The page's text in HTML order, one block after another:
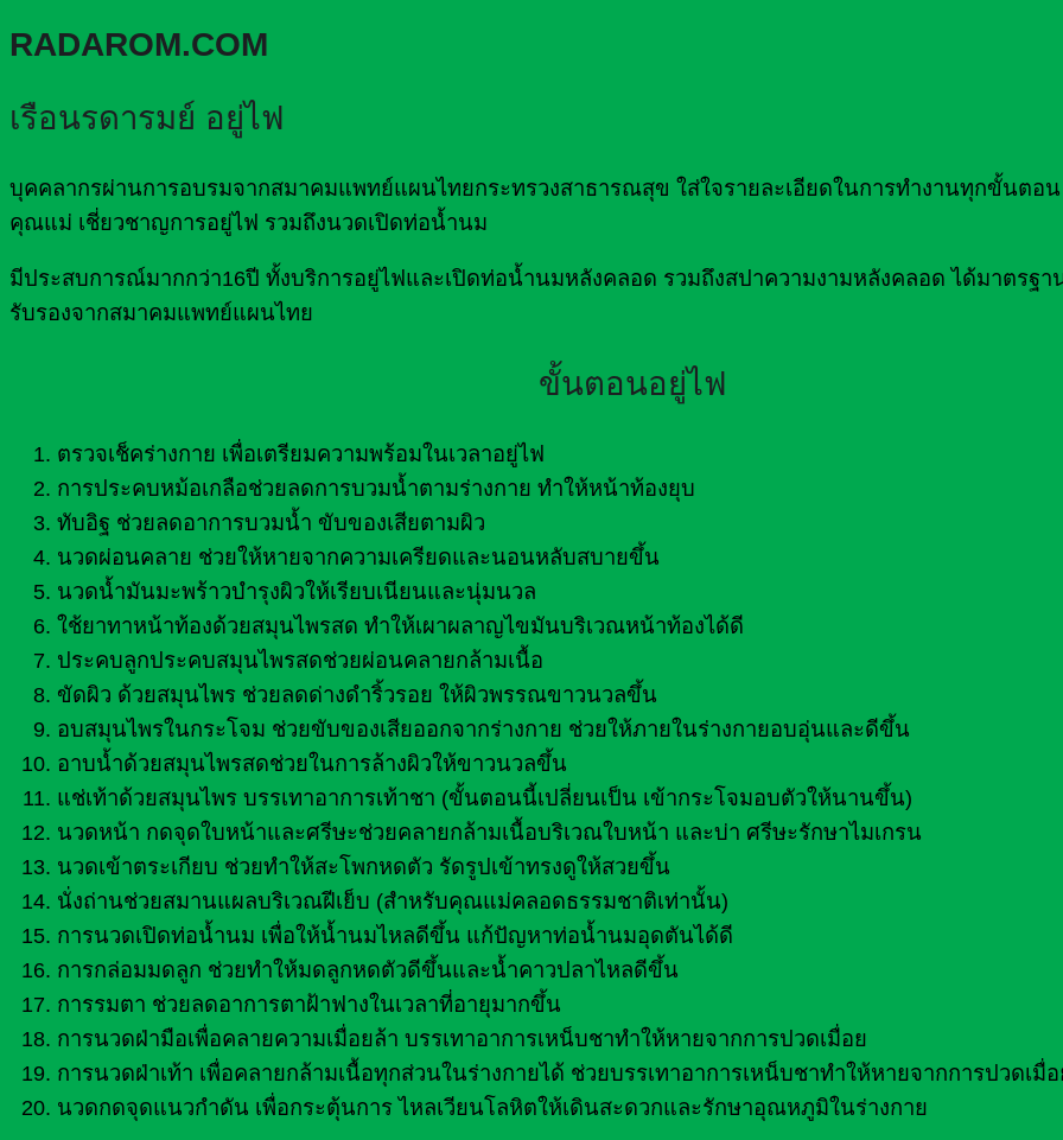
RADAROM.COM
เรือนรดารมย์ อยู่ไฟ
บุคคลากรผ่านการอบรมจากสมาคมแพทย์แผนไทยกระทรวงสาธารณสุข ใส่ใจรายละเอียดในการทำงานทุกขั้นตอ
คุณแม่ เชี่ยวชาญการอยู่ไฟ รวมถึงนวดเปิดท่อน้ำนม
มีประสบการณ์มากกว่า16ปี ทั้งบริการอยู่ไฟและเปิดท่อน้ำนมหลังคลอด รวมถึงสปาความงามหลังคลอด ได้มาตรฐา
รับรองจากสมาคมแพทย์แผนไทย
ขั้นตอนอยู่ไฟ
ตรวจเช็คร่างกาย เพื่อเตรียมความพร้อมในเวลาอยู่ไฟ
การประคบหม้อเกลือช่วยลดการบวมน้ำตามร่างกาย ทำให้หน้าท้องยุบ
ทับอิฐ ช่วยลดอาการบวมน้ำ ขับของเสียตามผิว
นวดผ่อนคลาย ช่วยให้หายจากความเครียดและนอนหลับสบายขึ้น
นวดน้ำมันมะพร้าวบำรุงผิวให้เรียบเนียนและนุ่มนวล
ใช้ยาทาหน้าท้องด้วยสมุนไพรสด ทำให้เผาผลาญไขมันบริเวณหน้าท้องได้ดี
ประคบลูกประคบสมุนไพรสดช่วยผ่อนคลายกล้ามเนื้อ
ขัดผิว ด้วยสมุนไพร ช่วยลดด่างดำริ้วรอย ให้ผิวพรรณขาวนวลขึ้น
อบสมุนไพรในกระโจม ช่วยขับของเสียออกจากร่างกาย ช่วยให้ภายในร่างกายอบอุ่นและดีขึ้น
อาบน้ำด้วยสมุนไพรสดช่วยในการล้างผิวให้ขาวนวลขึ้น
แช่เท้าด้วยสมุนไพร บรรเทาอาการเท้าชา (ขั้นตอนนี้เปลี่ยนเป็น เข้ากระโจมอบตัวให้นานขึ้น)
นวดหน้า กดจุดใบหน้าและศรีษะช่วยคลายกล้ามเนื้อบริเวณใบหน้า และบ่า ศรีษะรักษาไมเกรน
นวดเข้าตระเกียบ ช่วยทำให้สะโพกหดตัว รัดรูปเข้าทรงดูให้สวยขึ้น
นั่งถ่านช่วยสมานแผลบริเวณฝีเย็บ (สำหรับคุณแม่คลอดธรรมชาติเท่านั้น)
การนวดเปิดท่อน้ำนม เพื่อให้น้ำนมไหลดีขึ้น แก้ปัญหาท่อน้ำนมอุดตันได้ดี
การกล่อมมดลูก ช่วยทำให้มดลูกหดตัวดีขึ้นและน้ำคาวปลาไหลดีขึ้น
การรมตา ช่วยลดอาการตาฝ้าฟางในเวลาที่อายุมากขึ้น
การนวดฝ่ามือเพื่อคลายความเมื่อยล้า บรรเทาอาการเหน็บชาทำให้หายจากการปวดเมื่อย
การนวดฝ่าเท้า เพื่อคลายกล้ามเนื้อทุกส่วนในร่างกายได้ ช่วยบรรเทาอาการเหน็บชาทำให้หายจากการปวดเมื่
นวดกดจุดแนวกำดัน เพื่อกระตุ้นการ ไหลเวียนโลหิตให้เดินสะดวกและรักษาอุณหภูมิในร่างกาย